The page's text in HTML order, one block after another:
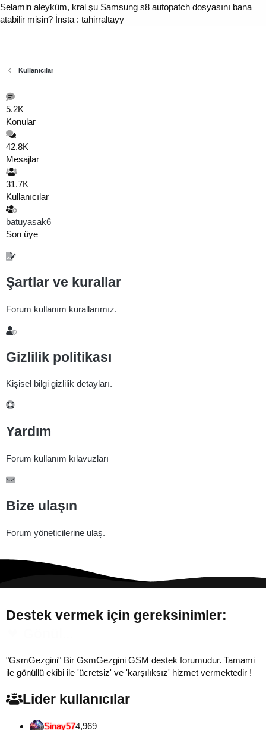
Selamin aleyküm, kral şu Samsung s8 autopatch dosyasını bana
atabilir misin? İnsta : tahirraltayy
Kullanıcılar
5.2K
Konular
42.8K
Mesajlar
31.7K
Kullanıcılar
batuyasak6
Son üye
Şartlar ve kurallar
Forum kullanım kurallarımız.
Gizlilik politikası
Kişisel bilgi gizlilik detayları.
Yardım
Forum kullanım kılavuzları
Bize ulaşın
Forum yöneticilerine ulaş.
Destek vermek için gereksinimler:
"GsmGezgini" Bir GsmGezgini GSM destek forumudur. Tamami
ile gönüllü ekibi ile 'ücretsiz' ve 'karşılıksız' hizmet vermektedir !
Lider kullanıcılar
Sinay574,969